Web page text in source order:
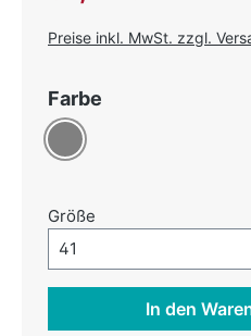
Preise inkl. MwSt. zzgl.
Farbe
Grau
Größe
Größe-Auswahl öffnen,
41
In den